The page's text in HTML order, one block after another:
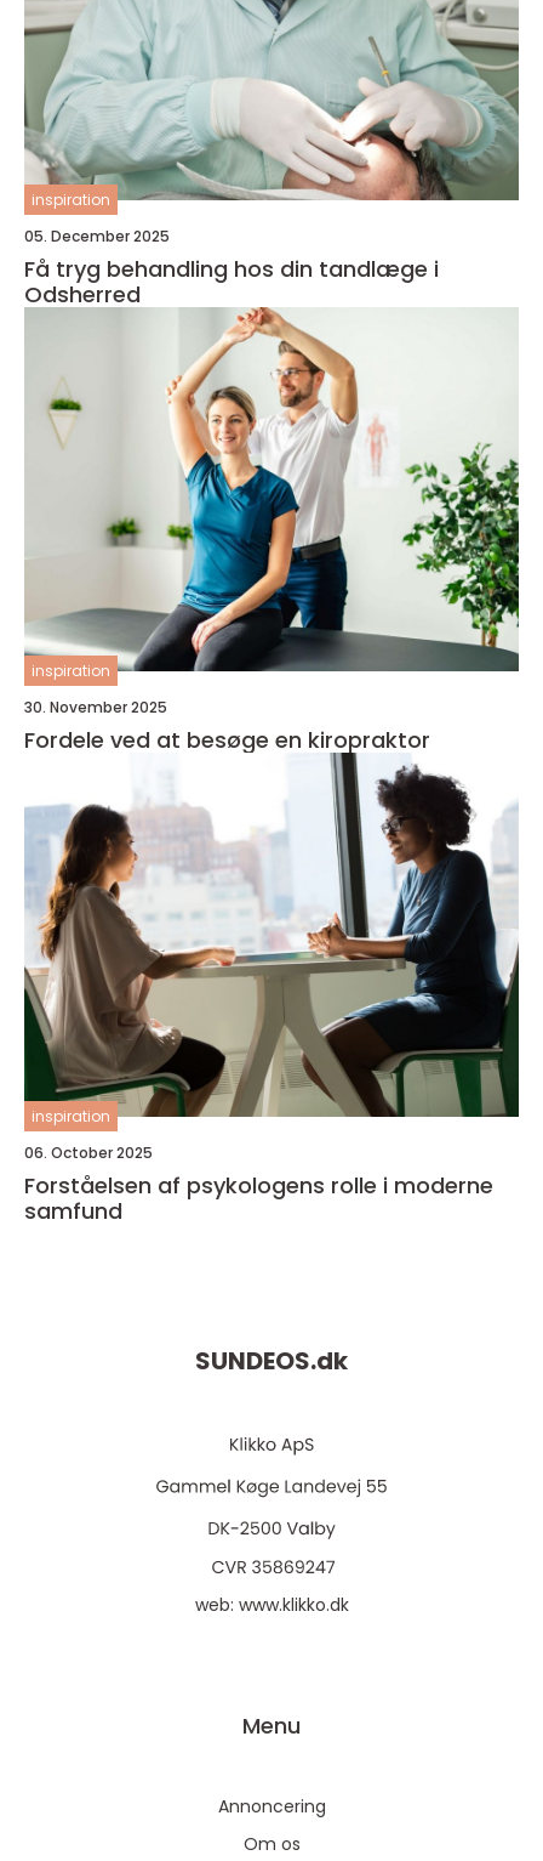
inspiration
05. December 2025
Få tryg behandling hos din tandlæge i
Odsherred
inspiration
30. November 2025
Fordele ved at besøge en kiropraktor
inspiration
06. October 2025
Forståelsen af psykologens rolle i moderne
samfund
SUNDEOS.dk
web: www.klikko.dk
Menu
Annoncering
Om os